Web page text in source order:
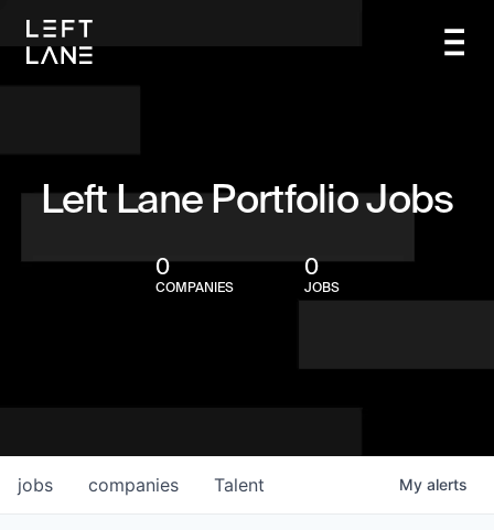
Left Lane Portfolio Jobs
0
COMPANIES
0
JOBS
jobs companies Talent My alerts